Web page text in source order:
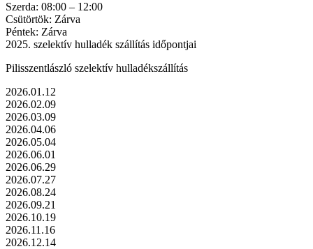
Szerda: 08:00 – 12:00
Csütörtök: Zárva
Péntek: Zárva
2025. szelektív hulladék szállítás időpontjai
Pilisszentlászló szelektív hulladékszállítás
2026.01.12
2026.02.09
2026.03.09
2026.04.06
2026.05.04
2026.06.01
2026.06.29
2026.07.27
2026.08.24
2026.09.21
2026.10.19
2026.11.16
2026.12.14